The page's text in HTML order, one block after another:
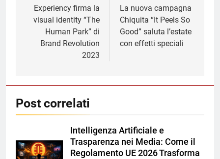
articoli
Experiency firma la
visual identity “The
Human Park” di
Brand Revolution
2023
La nuova campagna
Chiquita “It Peels So
Good” saluta l’estate
con effetti speciali
Post correlati
Intelligenza Artificiale e
Trasparenza nei Media: Come il
Regolamento UE 2026 Trasforma